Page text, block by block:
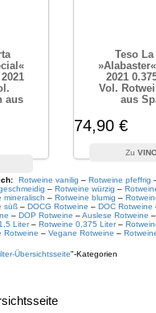
aus
Teso
2021
Vol.
aus
74,90 €
Rotweine vanilig – Rotweine pfeffrig
– Rotweine würzig –
mineralisch – Rotweine blumig –
süß – DOCG Rotweine – DOC Rotweine
– DOP Rotweine –Auslese Rotweine –
Liter– Rotweine 0,375 Liter–
Rotweine – Vegane Rotweine –
Übersichtsseite"-Kategorien